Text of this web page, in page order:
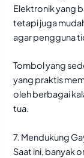
Elektronik yang
tetapi juga
agar pengguna
Tombol yang
yang praktis
oleh berbagai
tua.
7. Mendukung
Saat ini, banyak